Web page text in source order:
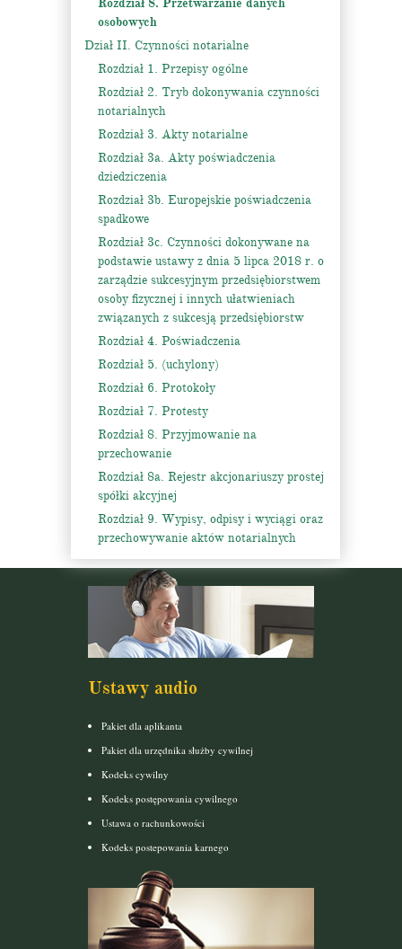
Rozdział 8. Przetwarzanie danych
osobowych
Dział II. Czynności notarialne
Rozdział 1. Przepisy ogólne
Rozdział 2. Tryb dokonywania czynności
notarialnych
Rozdział 3. Akty notarialne
Rozdział 3a. Akty poświadczenia
dziedziczenia
Rozdział 3b. Europejskie poświadczenia
spadkowe
Rozdział 3c. Czynności dokonywane na
podstawie ustawy z dnia 5 lipca 2018 r. o
zarządzie sukcesyjnym przedsiębiorstwem
osoby fizycznej i innych ułatwieniach
związanych z sukcesją przedsiębiorstw
Rozdział 4. Poświadczenia
Rozdział 5. (uchylony)
Rozdział 6. Protokoły
Rozdział 7. Protesty
Rozdział 8. Przyjmowanie na
przechowanie
Rozdział 8a. Rejestr akcjonariuszy prostej
spółki akcyjnej
Rozdział 9. Wypisy, odpisy i wyciągi oraz
przechowywanie aktów notarialnych
Ustawy audio
Pakiet dla aplikanta
Pakiet dla urzędnika służby cywilnej
Kodeks cywilny
Kodeks postępowania cywilnego
Ustawa o rachunkowości
Kodeks postepowania karnego